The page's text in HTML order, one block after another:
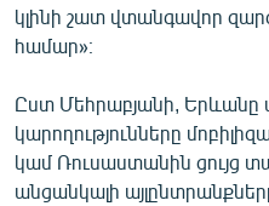
կլինի շատ վտանգավոր
համար»։
Ըստ Մեհրաբյանի, Երևանը
կարողությունները
կամ Ռուսաստանին ցույց
անցանկալի